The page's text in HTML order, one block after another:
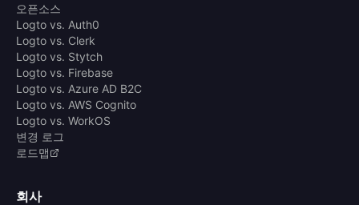
오픈소스
Logto vs. Auth0
Logto vs. Clerk
Logto vs. Stytch
Logto vs. Firebase
Logto vs. Azure AD B2C
Logto vs. AWS Cognito
Logto vs. WorkOS
변경 로그
로드맵
회사